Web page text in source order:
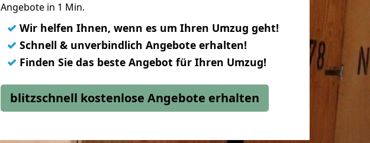
Angebote in 1 Min.
✓ Wir helfen Ihnen, wenn es um Ihren Umzug geht!
✓ Schnell & unverbindlich Angebote erhalten!
✓ Finden Sie das beste Angebot für Ihren Umzug!
blitzschnell kostenlose Angebote erhalten